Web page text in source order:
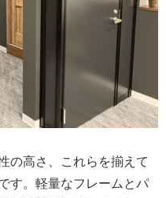
の高さ、これらを揃えて
す。軽量なフレームとパ